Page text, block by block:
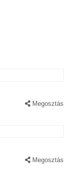
Megosztás
Megosztás